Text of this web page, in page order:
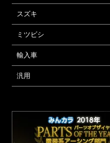
スズキ
ミツビシ
輸入車
汎用